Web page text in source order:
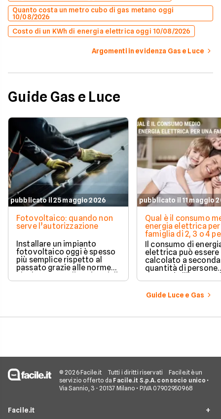
Quanto costa un metro cubo di gas metano oggi
10/08/2026
Costo di un KWh di energia elettrica oggi 10/08/2026
Argomenti in evidenza Gas e Luce
Guide Gas e Luce
pubblicato il 25 maggio 2026
Fotovoltaico: quando non
serve l’autorizzazione
Installare un impianto
fotovoltaico oggi è spesso
più semplice rispetto al
passato grazie alle norme
che hanno ampliato i casi di
edilizia libera.
pubblicato il 11 maggio
Qual è il consumo
energia elettrica per
famiglia di 2, 3 o 4
Il consumo di
elettrica può essere
calcolato a
quantità di persone
presenti all'interno
determinato
numerosi i fattori
influenzano questo
considerazione per
Guide Luce e Gas
© 2026 Facile.it Tutti i diritti riservati
Facile.it è un
servizio offerto da Facile.it S.p.A. con socio unico •
Via Sannio, 3 - 20137 Milano • P.IVA 07902950968
Facile.it